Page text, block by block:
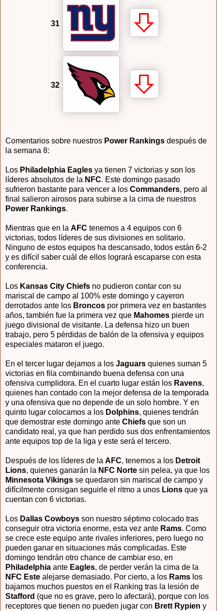
31
32
Comentarios sobre nuestros Power Rankings después de
la semana 8:
Los Philadelphia Eagles ya tienen 7 victorias y son los
líderes absolutos de la NFC. Este domingo pasado
sufrieron bastante para vencer a los Commanders, pero al
final salieron airosos para subirse a la cima de nuestros
Power Rankings.
Mientras que en la AFC tenemos a 4 equipos con 6
victorias, todos líderes de sus divisiones en solitario.
Ninguno de estos equipos ha descansado, todos están 6-2
y es difícil saber cuál de ellos logrará escaparse con esta
conferencia.
Los Kansas City Chiefs no pudieron contar con su
mariscal de campo al 100% este domingo y cayeron
derrotados ante los Broncos por primera vez en bastantes
años, también fue la primera vez que Mahomes pierde un
juego divisional de visitante. La defensa hizo un buen
trabajo, pero 5 pérdidas de balón de la ofensiva y equipos
especiales mataron el juego.
En el tercer lugar dejamos a los Jaguars quienes suman 5
victorias en fila combinando buena defensa con una
ofensiva cumplidora. En el cuarto lugar están los Ravens,
quienes han contado con la mejor defensa de la temporada
y una ofensiva que no depende de un solo hombre. Y en
quinto lugar colocamos a los Dolphins, quienes tendrán
que demostrar este domingo ante Chiefs que son un
candidato real, ya que han perdido sus dos enfrentamientos
ante equipos top de la liga y este será el tercero.
Después de los líderes de la AFC, tenemos a los Detroit
Lions, quienes ganarán la NFC Norte sin pelea, ya que los
Minnesota Vikings se quedaron sin mariscal de campo y
difícilmente consigan seguirle el ritmo a unos Lions que ya
cuentan con 6 victorias.
Los Dallas Cowboys son nuestro séptimo colocado tras
conseguir otra victoria enorme, esta vez ante Rams. Como
se crece este equipo ante rivales inferiores, pero luego no
pueden ganar en situaciones más complicadas. Este
domingo tendrán otro chance de cambiar eso, en
Philadelphia ante Eagles, de perder verán la cima de la
NFC Este alejarse demasiado. Por cierto, a los Rams los
bajamos muchos puestos en el Ranking tras la lesión de
Stafford (que no es grave, pero lo afectará), porque con los
receptores que tienen no pueden jugar con Brett Rypien y